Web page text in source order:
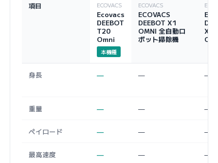
項目 ECOVACS
Ecovacs
DEEBOT
T20
Omni
本機種
ECOVACS
ECOVACS
DEEBOT X1
OMNI 全自動ロ
ボット掃除機
X2
身長 — — —
重量 — — —
ペイロード — — —
最高速度 — — —